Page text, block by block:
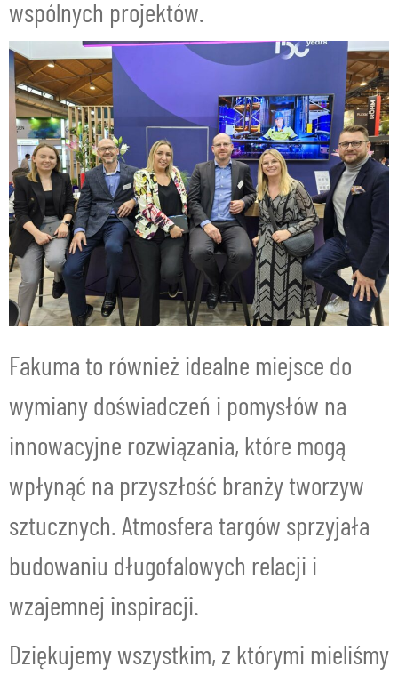
wspólnych projektów.
Fakuma to również idealne miejsce do
wymiany doświadczeń i pomysłów na
innowacyjne rozwiązania, które mogą
wpłynąć na przyszłość branży tworzyw
sztucznych. Atmosfera targów sprzyjała
budowaniu długofalowych relacji i
wzajemnej inspiracji.
Dziękujemy wszystkim, z którymi mieliśmy